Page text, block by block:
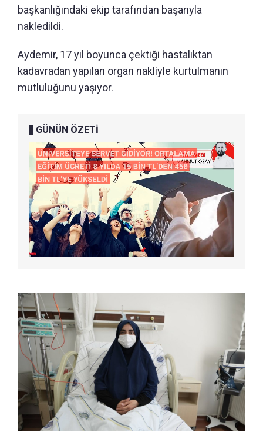
başkanlığındaki ekip tarafından başarıyla
nakledildi.
Aydemir, 17 yıl boyunca çektiği hastalıktan
kadavradan yapılan organ nakliyle kurtulmanın
mutluluğunu yaşıyor.
GÜNÜN ÖZETİ